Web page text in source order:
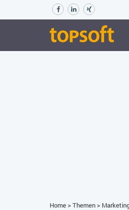
Home>Themen>